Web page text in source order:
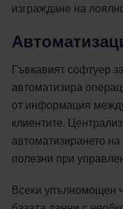
изграждане на
Гъвкавият софтуер
автоматизира
от информация
клиентите.
автоматизирането
полезни при
Всеки упълномощен